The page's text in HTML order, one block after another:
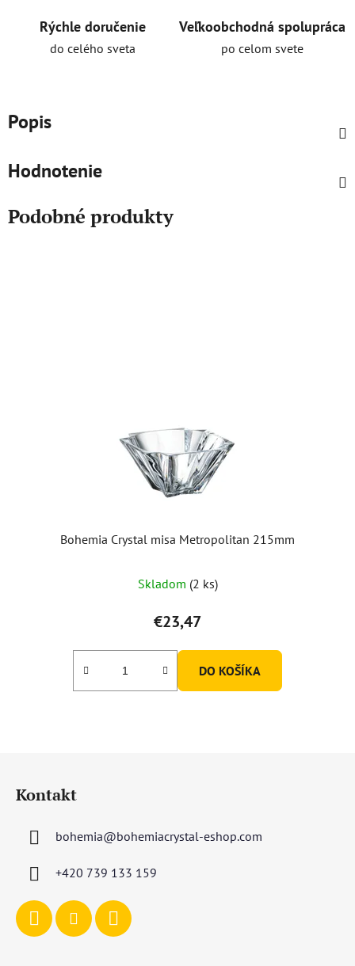
Rýchle doručenie
do celého sveta
Veľkoobchodná spolupráca
po celom svete
Popis
Hodnotenie
Podobné produkty
Bohemia Crystal misa Metropolitan 215mm
hodnotenie
produktu
je
5,0
Skladom (2 ks)
€23,47
DO KOŠÍKA
Kontakt
bohemia@bohemiacrystal-eshop.com
+420 739 133 159